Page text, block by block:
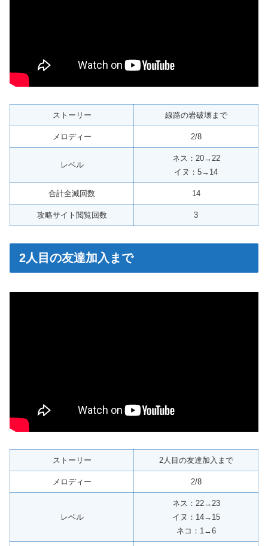
ストーリー 線路の岩破壊まで
メロディー 2/8
レベル
ネス：20→22
イヌ：5→14
合計全滅回数 14
攻略サイト閲覧回数 3
2人目の友達加入まで
ストーリー 2人目の友達加入まで
メロディー 2/8
レベル
ネス：22→23
イヌ：14→15
ネコ：1→6